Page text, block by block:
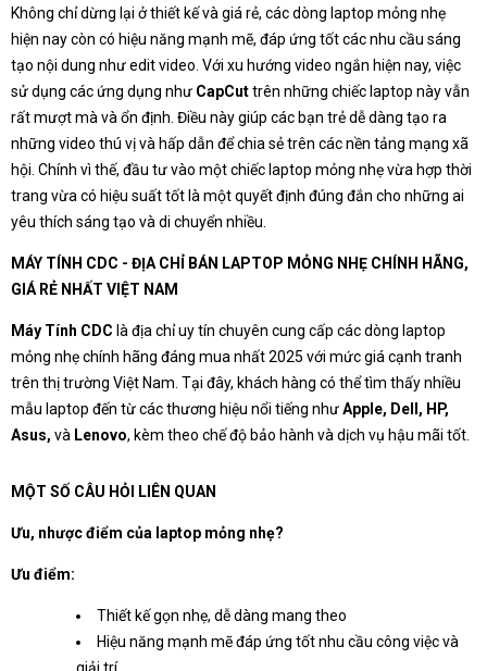
Không chỉ dừng lại ở thiết kế và giá rẻ, các dòng laptop mỏng nhẹ
hiện nay còn có hiệu năng mạnh mẽ, đáp ứng tốt các nhu cầu sáng
tạo nội dung như edit video. Với xu hướng video ngắn hiện nay, việc
sử dụng các ứng dụng như CapCuttrên những chiếc laptop này vẫn
rất mượt mà và ổn định. Điều này giúp các bạn trẻ dễ dàng tạo ra
những video thú vị và hấp dẫn để chia sẻ trên các nền tảng mạng xã
hội. Chính vì thế, đầu tư vào một chiếc laptop mỏng nhẹ vừa hợp thời
trang vừa có hiệu suất tốt là một quyết định đúng đắn cho những ai
yêu thích sáng tạo và di chuyển nhiều.
MÁY TÍNH CDC - ĐỊA CHỈ BÁN LAPTOP MỎNG NHẸ CHÍNH HÃNG,
GIÁ RẺ NHẤT VIỆT NAM
Máy Tính CDC là địa chỉ uy tín chuyên cung cấp các dòng laptop
mỏng nhẹ chính hãng đáng mua nhất 2025 với mức giá cạnh tranh
trên thị trường Việt Nam. Tại đây, khách hàng có thể tìm thấy nhiều
mẫu laptop đến từ các thương hiệu nổi tiếng nhưApple, Dell, HP,
Asus, và Lenovo, kèm theo chế độ bảo hành và dịch vụ hậu mãi tốt.
MỘT SỐ CÂU HỎI LIÊN QUAN
Ưu, nhược điểm của laptop mỏng nhẹ?
Ưu điểm:
Thiết kế gọn nhẹ, dễ dàng mang theo
Hiệu năng mạnh mẽ đáp ứng tốt nhu cầu công việc và